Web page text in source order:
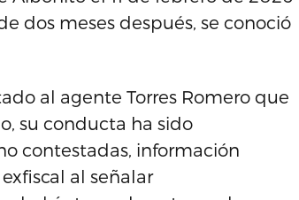
dos meses después, se conoció
al agente Torres Romero que
su conducta ha sido
contestadas, información
al señalar